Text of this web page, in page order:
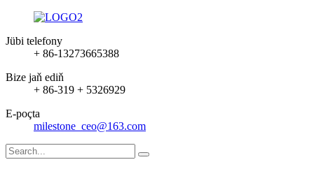
Jübi telefony
+ 86-13273665388
Bize jaň ediň
+ 86-319 + 5326929
E-poçta
milestone_ceo@163.com